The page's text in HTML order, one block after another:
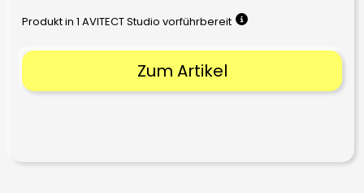
Produkt in 1 AVITECT Studio vorführbereit
Zum Artikel